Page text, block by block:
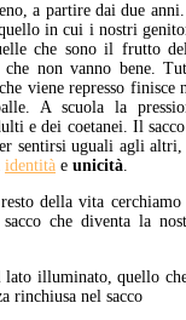
a partire dai due
in cui i nostri
che sono il frutto
che non vanno bene.
viene represso finisce
A scuola la
e dei coetanei. Il
sentirsi uguali agli
identità e unicità.
della vita
che diventa la
lato illuminato, quello
rinchiusa nel sacco